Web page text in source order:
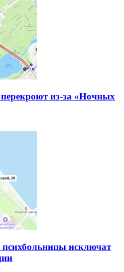
из-за «Ночных
психбольницы исключат